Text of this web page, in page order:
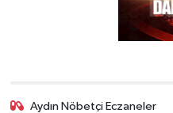
Aydın Nöbetçi Eczaneler